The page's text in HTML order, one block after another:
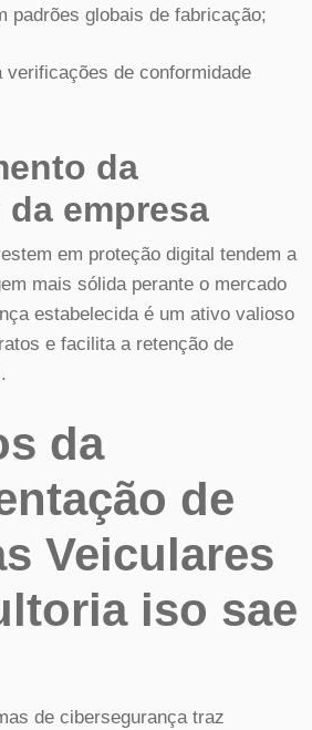
padrões globais de fabricação;
verificações de conformidade
da
empresa
em proteção digital tendem a
mais sólida perante o mercado
estabelecida é um ativo valioso
e facilita a retenção de
da
de
Veiculares
iso sae
de cibersegurança traz